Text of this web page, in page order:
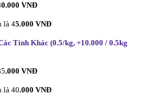
0.000 VNĐ
là 45.000 VNĐ
Tỉnh Khác (0.5/kg, +10.000 / 0.5kg
.000 VNĐ
là 40.000 VNĐ